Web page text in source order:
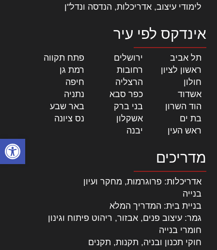
פתח
לימודי עיצוב, אדריכלות, הנדסה ונדל"ן
אינדקס לפי עיר
תל אביב ירושלים פתח תקווה
ראשון לציון
רחובות רמת גן
חולון
הרצליה חיפה
אשדוד
כפר סבא נתניה
הוד השרון
בני ברק באר שבע
בת ים
אשקלון נס ציונה
ראש העין
יבנה
מדריכים
אדריכלות: פרוגרמות, מחקר ועיון
בנייה
בניית בית: המדריך המלא
גמר: עיצוב פנים, אבזור, ריהוט פיתוח וגינון
חומרי בנייה
חוקי תכנון ובניה, תקנות, תקנים